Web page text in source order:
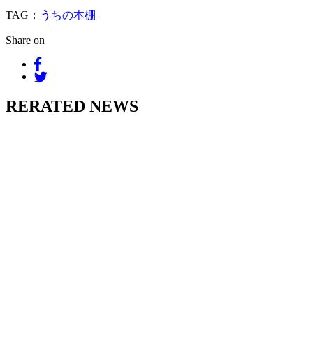
TAG： うちの本棚
Share on
RERATED NEWS